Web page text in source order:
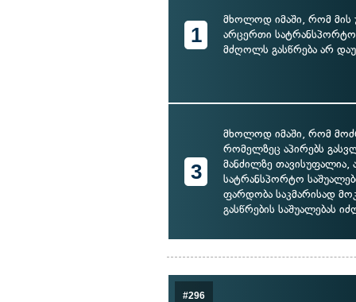
1
მხოლოდ იმაში, რომ მის
არცერთი სატრანსპორტო
მძღოლს გასწრება არ
3
მხოლოდ იმაში, რომ
რომელზეც აპირებს
მანძილზე თავისუფალია,
სატრანსპორტო
ფარდობა საკმარისად
გასწრების საშუალებას
#296